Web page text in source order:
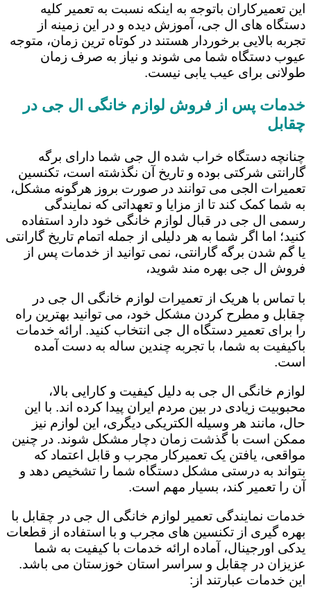
این تعمیرکاران باتوجه به اینکه نسبت به تعمیر کلیه
دستگاه های ال جی، آموزش دیده و در این زمینه از
تجربه بالایی برخوردار هستند در کوتاه ترین زمان، متوجه
عیوب دستگاه شما می شوند و نیاز به صرف زمان
طولانی برای عیب یابی نیست.
خدمات پس از فروش لوازم خانگی ال جی در
چقابل
چنانچه دستگاه خراب شده ال جی شما دارای برگه
گارانتی شرکتی بوده و تاریخ آن نگذشته است، تکنسین
تعمیرات الجی می توانند در صورت بروز هرگونه مشکل،
به شما کمک کند تا از مزایا و تعهداتی که نمایندگی
رسمی ال جی در قبال لوازم خانگی خود دارد استفاده
کنید؛ اما اگر شما به هر دلیلی از جمله اتمام تاریخ گارانتی
یا گم شدن برگه گارانتی، نمی توانید از خدمات پس از
فروش ال جی بهره مند شوید،
با تماس با هریک از تعمیرات لوازم خانگی ال جی در
چقابل و مطرح کردن مشکل خود، می توانید بهترین راه
را برای تعمیر دستگاه ال جی انتخاب کنید. ارائه خدمات
باکیفیت به شما، با تجربه چندین ساله به دست آمده
است.
لوازم خانگی ال جی به دلیل کیفیت و کارایی بالا،
محبوبیت زیادی در بین مردم ایران پیدا کرده اند. با این
حال، مانند هر وسیله الکتریکی دیگری، این لوازم نیز
ممکن است با گذشت زمان دچار مشکل شوند. در چنین
مواقعی، یافتن یک تعمیرکار مجرب و قابل اعتماد که
بتواند به درستی مشکل دستگاه شما را تشخیص دهد و
آن را تعمیر کند، بسیار مهم است.
خدمات نمایندگی تعمیر لوازم خانگی ال جی در چقابل با
بهره گیری از تکنسین های مجرب و با استفاده از قطعات
یدکی اورجینال، آماده ارائه خدمات با کیفیت به شما
عزیزان در چقابل و سراسر استان خوزستان می باشد.
این خدمات عبارتند از: